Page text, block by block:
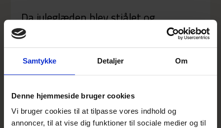
Samtykke Detaljer Om
Denne hjemmeside bruger cookies
Vi bruger cookies til at tilpasse vores indhold og
annoncer, til at vise dig funktioner til sociale medier og til
Da juleglæden blev stjålet og
julehjælpen truet
Julens glæde blev stjålet og julehjælpen truet i
Esbjerg. Men støttekroner og samfundssind fik den
genoprettet. Læs historien her: